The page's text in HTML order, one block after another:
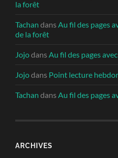
la forêt
Tachan dansAu fil des pages
de la forêt
JojodansAu fil des pages
Jojodans Point lecture
Tachan dansAu fil des pages
ARCHIVES